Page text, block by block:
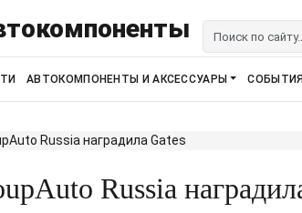
АВТОКОМПОНЕНТЫ И АКСЕССУАРЫ СОБЫТИЯ
Russia